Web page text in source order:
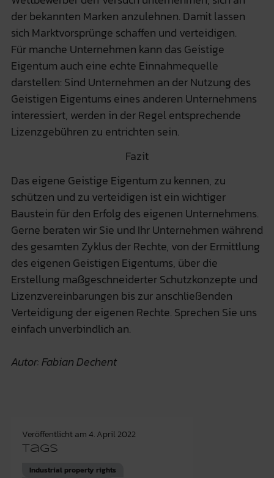
der bekannten Marken anzulehnen. Damit lassen
sich Marktvorsprünge schaffen und verteidigen.
Für manche Unternehmen kann das Geistige
Eigentum auch eine echte Einnahmequelle
darstellen: Sind Unternehmen an der Nutzung des
Geistigen Eigentums eines anderen Unternehmens
interessiert, werden in der Regel entsprechende
Lizenzgebühren zu entrichten sein.
Fazit
Das eigene Geistige Eigentum zu kennen, zu
schützen und zu verteidigen ist ein wichtiger
Baustein für den Erfolg des eigenen Unternehmens.
Gerne beraten wir Sie und Ihr Unternehmen während
des gesamten Zyklus der Rechte, von der Ermittlung
des eigenen Geistigen Eigentums, über die
Erstellung maßgeschneiderter Schutzkonzepte und
Lizenzvereinbarungen bis zur anschließenden
Verteidigung der eigenen Rechte. Sprechen Sie uns
einfach unverbindlich an.
Autor: Fabian Dechent
Veröffentlicht am4. April 2022
Tags
Industrial property rights